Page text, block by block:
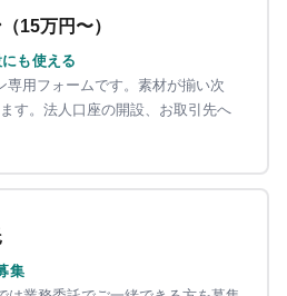
15万円〜）
も使える
専用フォームです。素材が揃い次
す。法人口座の開設、お取引先へ
集